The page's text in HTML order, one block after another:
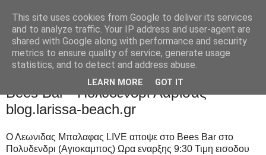
Bees Bar - Πολυδενδρι Λάρισας -
blog.larissa-beach.gr
Ο Λεωνιδας Μπαλαφας LIVE αποψε στο Bees Bar στο
Πολυδενδρι (Αγιοκαμπος) Ωρα εναρξης 9:30 Τιμη εισοδου
This site uses cookies from Google to deliver its services
and to analyze traffic. Your IP address and user-agent are
shared with Google along with performance and security
metrics to ensure quality of service, generate usage
statistics, and to detect and address abuse.
LEARN MORE GOT IT